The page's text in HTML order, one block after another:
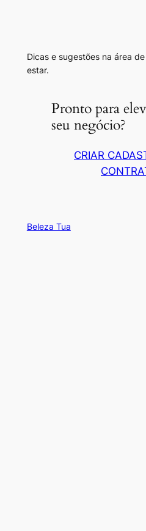
Dicas e sugestões na área
estar.
Pronto para
seu negócio?
CRIAR
Beleza Tua